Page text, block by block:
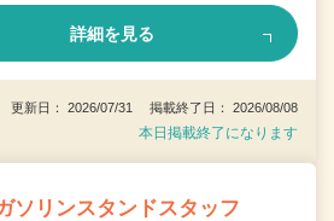
詳細を見る
更新日： 2026/07/31 掲載終了日： 2026/08/08
本日掲載終了になります
ソリンスタンドスタッフ